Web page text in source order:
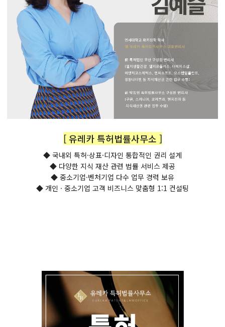
[ 유레카 특허법률사무소 ]
◆ 국내외 특허·상표·디자인 통합적인 권리 설계
◆ 다양한 지식 재산 관련 법률 서비스 제공
◆ 중소기업·벤처기업 다수 업무 경력 보유
◆ 개인 · 중소기업 고객 비즈니스 맞춤형 1:1 컨설팅